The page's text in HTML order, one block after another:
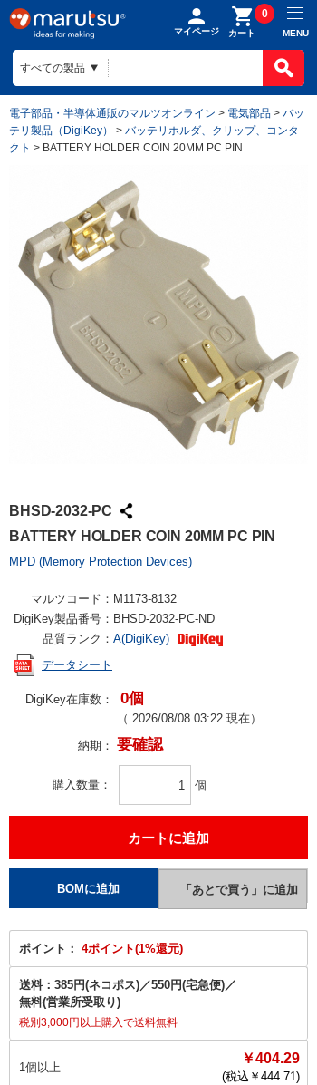
マイページ カート
0
MENU
電子部品・半導体通販のマルツオンライン > 電気部品 > バッ
テリ製品（DigiKey）
> バッテリホルダ、クリップ、コンタ
クト > BATTERY HOLDER COIN 20MM PC PIN
BHSD-2032-PC
BATTERY HOLDER COIN 20MM PC PIN
MPD (Memory Protection Devices)
マルツコード： M1173-8132
DigiKey製品番号： BHSD-2032-PC-ND
品質ランク： A(DigiKey)
データシート
DigiKey在庫数： 0個
（ 2026/08/08 03:22 現在）
納期： 要確認
購入数量 個
ポイント： 4ポイント(1%還元)
送料： 385円(ネコポス)／550円(宅急便)／
無料(営業所受取り)
税別3,000円以上購入で送料無料
1個以上
￥404.29
(税込￥ 444.71)